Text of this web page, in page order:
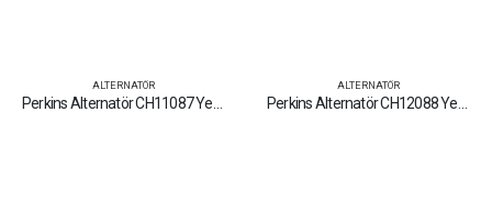
ALTERNATÖR
Perkins Alternatör CH11087 Yedek Parça Fiyat Tamir Bakım Satan Firmalar
ALTERNATÖR
Perkins Alternatör CH12088 Yedek Parça Fiyat Tamir Bakım Satan Firmalar